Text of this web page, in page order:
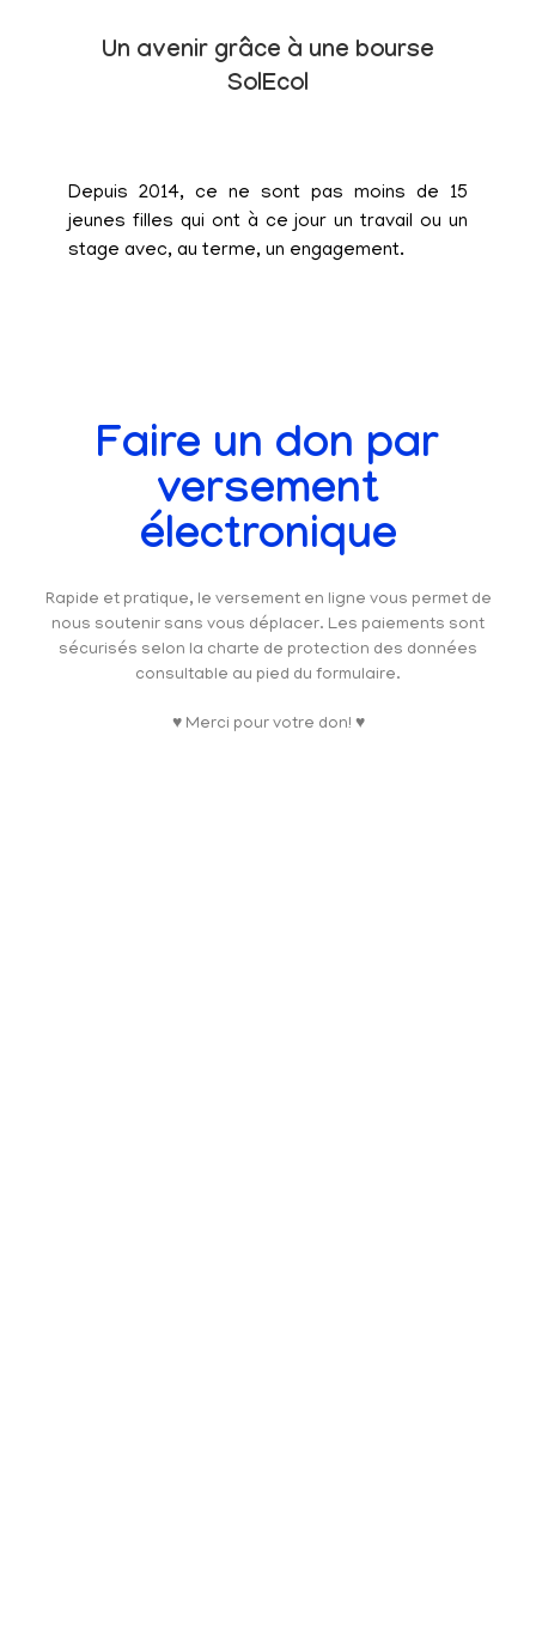
Un avenir grâce à une bourse
SolEcol
Depuis 2014, ce ne sont pas moins de 15
jeunes filles qui ont à ce jour un travail ou un
stage avec, au terme, un engagement.
Faire un don par
versement
électronique
Rapide et pratique, le versement en ligne vous permet de
nous soutenir sans vous déplacer. Les paiements sont
sécurisés selon la charte de protection des données
consultable au pied du formulaire.
♥ Merci pour votre don! ♥